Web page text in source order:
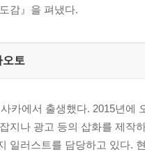
감』을 펴냈다.
오토
카에서 출생했다. 2015년에
지나 광고 등의 삽화를 제작
일러스트를 담당하고 있다.